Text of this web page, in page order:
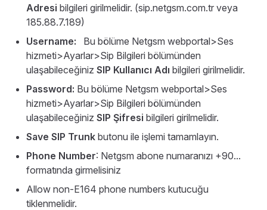
Adresi bilgileri girilmelidir. (sip.netgsm.com.tr veya
185.88.7.189)
Username:
Bu bölüme Netgsm webportal>Ses
hizmeti>Ayarlar>Sip Bilgileri bölümünden
ulaşabileceğiniz SIP Kullanıcı Adı bilgileri girilmelidir.
Password: Bu bölüme Netgsm webportal>Ses
hizmeti>Ayarlar>Sip Bilgileri bölümünden
ulaşabileceğiniz SIP Şifresi bilgileri girilmelidir.
Save SIP Trunk butonu ile işlemi tamamlayın.
Phone Number: Netgsm abone numaranızı +90...
formatında girmelisiniz
Allow non-E164 phone numbers kutucuğu
tiklenmelidir.